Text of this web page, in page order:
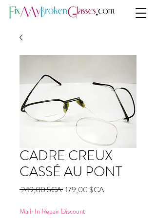
CADRE CREUX
CASSÉ AU PONT
249,00 $CA Prix
179,00 $CAPrix
Mail-In Repair Discount